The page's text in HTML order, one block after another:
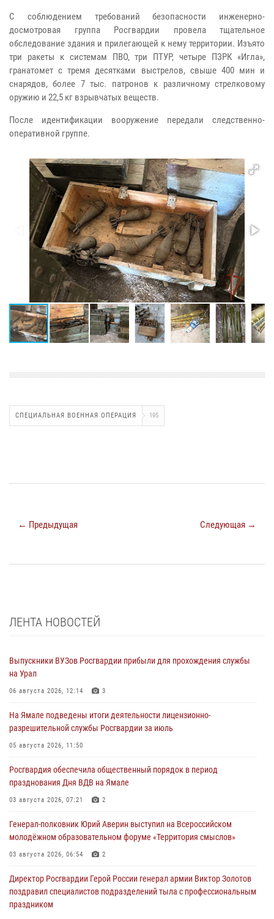
С соблюдением требований безопасности инженерно-
досмотровая группа Росгвардии провела тщательное
обследование здания и прилегающей к нему территории. Изъято
три ракеты к системам ПВО, три ПТУР, четыре ПЗРК «Игла»,
гранатомет с тремя десятками выстрелов, свыше 400 мин и
снарядов, более 7 тыс. патронов к различному стрелковому
оружию и 22,5 кг взрывчатых веществ.
После идентификации вооружение передали следственно-
оперативной группе.
СПЕЦИАЛЬНАЯ ВОЕННАЯ ОПЕРАЦИЯ 195
← Предыдущая Следующая →
ЛЕНТА НОВОСТЕЙ
Выпускники ВУЗов Росгвардии прибыли для прохождения службы
на Урал
06 августа 2026, 12:14 3
На Ямале подведены итоги деятельности лицензионно-
разрешительной службы Росгвардии за июль
05 августа 2026, 11:50
Росгвардия обеспечила общественный порядок в период
празднования Дня ВДВ на Ямале
03 августа 2026, 07:21 2
Генерал-полковник Юрий Аверин выступил на Всероссийском
молодёжном образовательном форуме «Территория смыслов»
03 августа 2026, 06:54 2
Директор Росгвардии Герой России генерал армии Виктор Золотов
поздравил специалистов подразделений тыла с профессиональным
праздником